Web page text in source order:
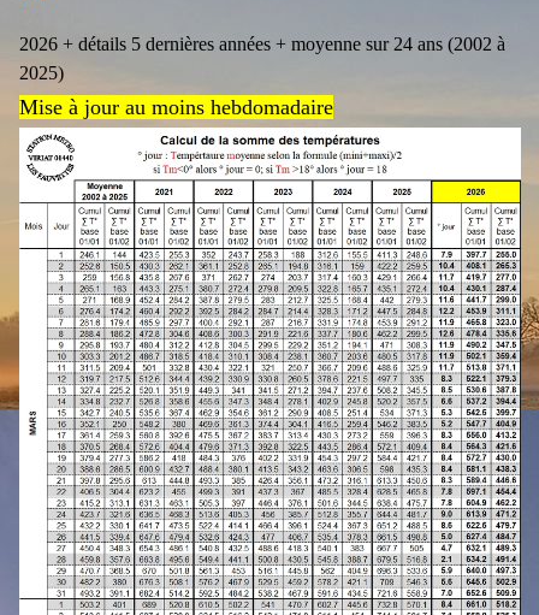
2026 + détails 5 dernières années + moyenne sur 24 ans (2002 à
2025)
Mise à jour au moins hebdomadaire